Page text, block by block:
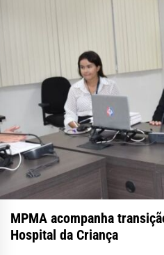
MPMA acompanha
Hospital da Criança